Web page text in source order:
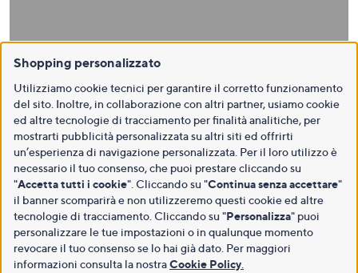
Shopping personalizzato
Utilizziamo cookie tecnici per garantire il corretto funzionamento
del sito. Inoltre, in collaborazione con altri partner, usiamo cookie
ed altre tecnologie di tracciamento per finalità analitiche, per
mostrarti pubblicità personalizzata su altri siti ed offrirti
un’esperienza di navigazione personalizzata. Per il loro utilizzo è
necessario il tuo consenso, che puoi prestare cliccando su
"Accetta tutti i cookie". Cliccando su "Continua senza accettare"
il banner scomparirà e non utilizzeremo questi cookie ed altre
tecnologie di tracciamento. Cliccando su "Personalizza" puoi
personalizzare le tue impostazioni o in qualunque momento
revocare il tuo consenso se lo hai già dato. Per maggiori
informazioni consulta la nostraCookie Policy